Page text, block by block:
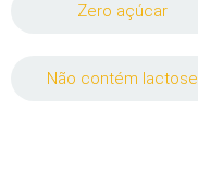
Zero açúcar
Não contém lactose